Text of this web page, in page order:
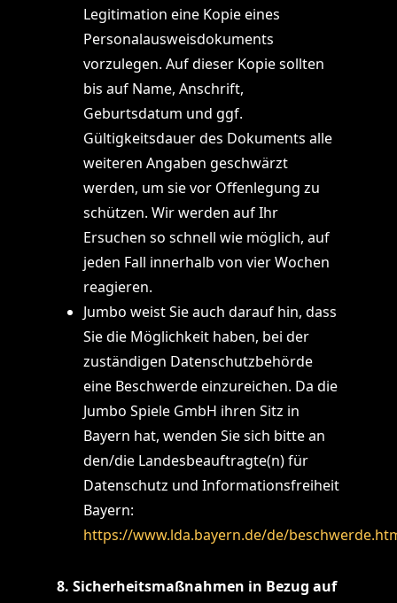
Legitimation eine Kopie eines
Personalausweisdokuments
vorzulegen. Auf dieser Kopie sollten
bis auf Name, Anschrift,
Geburtsdatum und ggf.
Gültigkeitsdauer des Dokuments alle
weiteren Angaben geschwärzt
werden, um sie vor Offenlegung zu
schützen. Wir werden auf Ihr
Ersuchen so schnell wie möglich, auf
jeden Fall innerhalb von vier Wochen
reagieren.
Jumbo weist Sie auch darauf hin, dass
Sie die Möglichkeit haben, bei der
zuständigen Datenschutzbehörde
eine Beschwerde einzureichen. Da die
Jumbo Spiele GmbH ihren Sitz in
Bayern hat, wenden Sie sich bitte an
den/die Landesbeauftragte(n) für
Datenschutz und Informationsfreiheit
Bayern:
https://www.lda.bayern.de/de/
8. Sicherheitsmaßnahmen in Bezug auf